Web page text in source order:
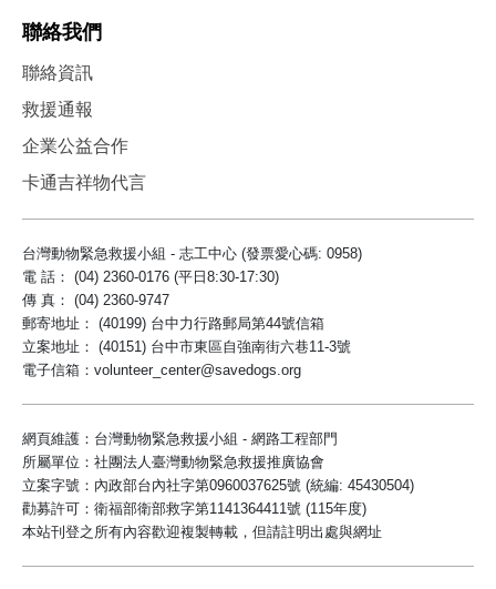
聯絡我們
聯絡資訊
救援通報
企業公益合作
卡通吉祥物代言
台灣動物緊急救援小組 - 志工中心 (發票愛心碼: 0958)
電 話： (04) 2360-0176 (平日8:30-17:30)
傳 真： (04) 2360-9747
郵寄地址： (40199) 台中力行路郵局第44號信箱
立案地址： (40151) 台中市東區自強南街六巷11-3號
電子信箱：volunteer_center@savedogs.org
網頁維護：台灣動物緊急救援小組 - 網路工程部門
所屬單位：社團法人臺灣動物緊急救援推廣協會
立案字號：內政部台內社字第0960037625號 (統編: 45430504)
勸募許可：衛福部衛部救字第1141364411號 (115年度)
本站刊登之所有內容歡迎複製轉載，但請註明出處與網址